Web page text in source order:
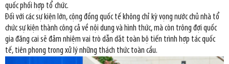
quốc phối hợp tổ chức.
Đối với các sự kiện lớn, cộng đồng quốc tế không chỉ kỳ vọng nước chủ nhà tổ
chức sự kiện thành công cả về nội dung và hình thức, mà còn trông đợi quốc
gia đăng cai sẽ đảm nhiệm vai trò dẫn dắt toàn bộ tiến trình hợp tác quốc
tế, tiên phong trong xử lý những thách thức toàn cầu.